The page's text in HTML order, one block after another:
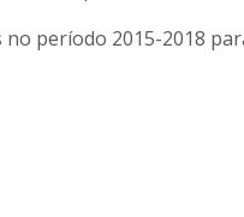
período 2015-2018